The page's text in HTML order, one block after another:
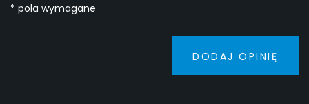
* pola wymagane
DODAJ OPINIĘ